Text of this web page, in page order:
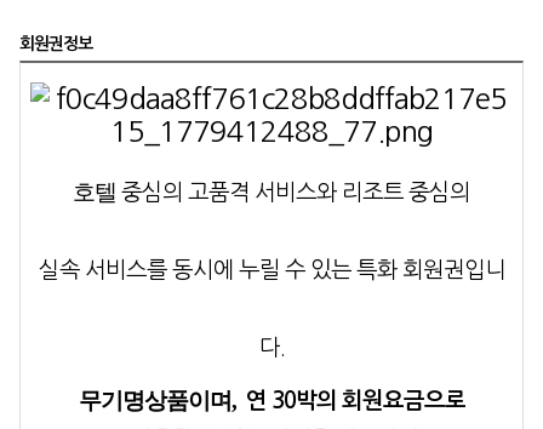
회원권정보
호텔 중심의 고품격 서비스와 리조트 중심의
실속 서비스를 동시에 누릴 수 있는 특화 회원권입니
다.
무기명상품이며, 연 30박의 회원요금으로